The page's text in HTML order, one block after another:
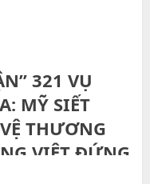
321 VỤ
MỸ SIẾT
THƯƠNG
VIỆT ĐỨNG
TOÁN”